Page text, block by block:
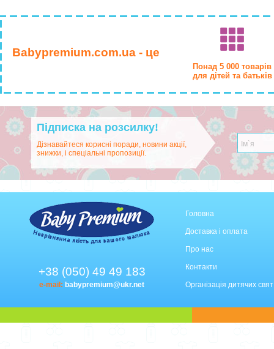
Babypremium.com.ua - це
Понад 5 000 товарів
для дітей та батьків
Підписка на розсилку!
Дізнавайтеся корисні поради, новини акції,
знижки, і спеціальні пропозиції.
+38 (050) 49 49 183
e-mail: babypremium@ukr.net
Головна
Доставка і оплата
Про нас
Контакти
Організація дитячих свят